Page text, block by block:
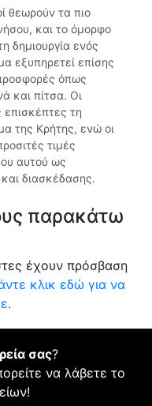
θεωρούν τα πιο
και το όμορφο
δημιουργία ενός
εξυπηρετεί επίσης
όπως
και πίτσα. Οι
επισκέπτες τη
της Κρήτης, ενώ οι
τιμές
αυτού ως
διασκέδασης.
παρακάτω
έχουν πρόσβαση
κλικ εδώ για να
σας?
να λάβετε το